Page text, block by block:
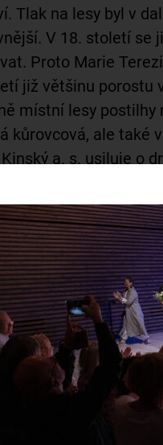
Tlak na lesy byl v
V 18. století se
Proto Marie
již většinu porostu
místní lesy
kůrovcová, ale také
a. s. usiluje o
výsadbu – při těžbě
Ve správě Kinských
komplex
1933 vyhlášen
Radostín/1987,
Dářko/1933.
které areál
a geometrie. Ke
stavba kostela